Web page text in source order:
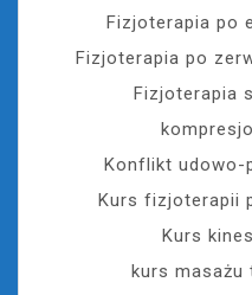
Fizjoterapia po
Fizjoterapia po
Fizjoterapia
Konflikt udowo-
Kurs fizjoterapii
Kurs
kurs masażu